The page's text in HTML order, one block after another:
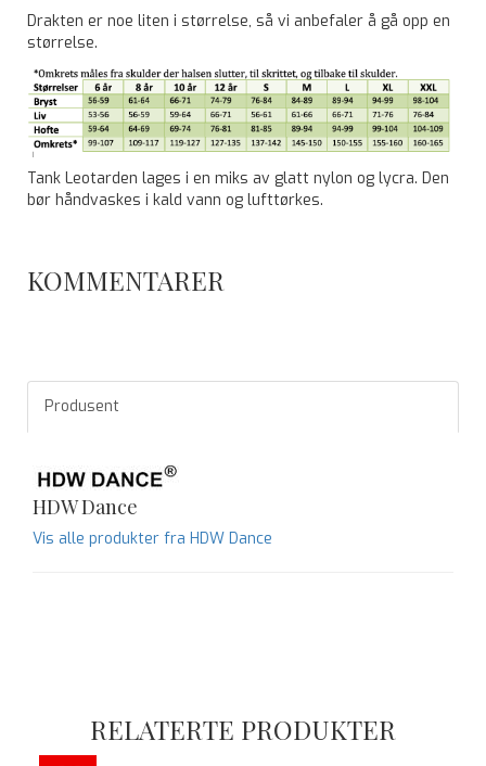
Drakten er noe liten i størrelse, så vi anbefaler å gå opp en
størrelse.
Tank Leotarden lages i en miks av glatt nylon og lycra. Den
bør håndvaskes i kald vann og lufttørkes.
KOMMENTARER
Produsent
HDW Dance
Vis alle produkter fra HDW Dance
RELATERTE PRODUKTER